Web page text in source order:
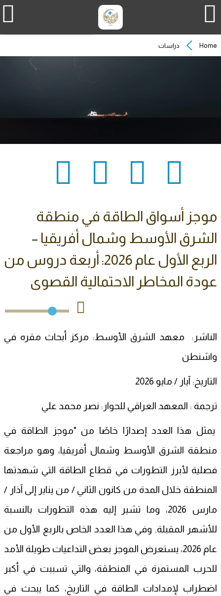
Home دراسات
موجز أسواق الطاقة في منطقة
الشرق الأوسط وشمال أفريقيا –
الربع الأول عام 2026: أربعة دروس من
عودة المخاطر الاحتمالية القصوى
الناشر: معهد الشرق الأوسط: مركز أبحاث مقره في
واشنطن
التاريخ: آيار / مايو 2026
ترجمة : المعهد العراقي للحوار: نصر محمد علي
يمثل هذا العدد إصدارًا خاصًا من "موجز الطاقة في
منطقة الشرق الأوسط وشمال أفريقيا، وهو مراجعة
فصلية لأبرز التطورات في قطاع الطاقة التي شهدتها
المنطقة خلال المدة من كانون الثاني / من يناير إلى آذار /
مارس 2026، وما تشير إليه هذه التطورات بالنسبة
للأشهر المقبلة. وفي هذا العدد الخاص بالربع الأول من
عام 2026، يستعرض الموجز بعض التداعيات طويلة الأمد
للحرب المستمرة في المنطقة، والتي تسببت في أكبر
اضطراب لإمدادات الطاقة في التاريخ، كما يبحث في